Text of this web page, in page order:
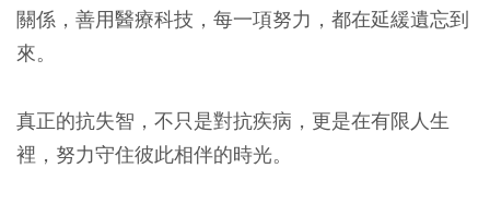
關係，善用醫療科技，每一項努力，都在延緩遺忘到
來。
真正的抗失智，不只是對抗疾病，更是在有限人生
裡，努力守住彼此相伴的時光。